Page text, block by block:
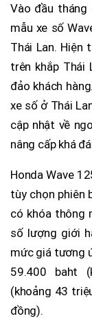
Vào đầu
mẫu xe số
Thái Lan. Hiện
trên khắp Thái
đảo khách
xe số ở Thái
cập nhật về
nâng cấp khá
Honda Wave
tùy chọn phiên
có khóa thông
số lượng giới
mức giá tương
59.400 baht
(khoảng 43
đồng).